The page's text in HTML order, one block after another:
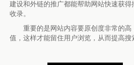
建设和外链的推广都能帮助网站快速获
收录。
重要的是网站内容要原创度非常的高
值，这样才能留住用户浏览，从而提高搜